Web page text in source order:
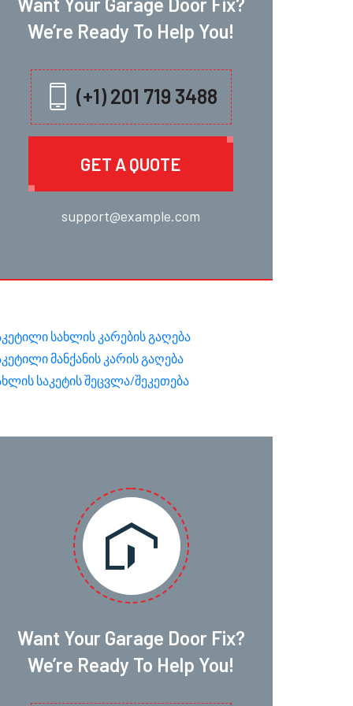
We’re Ready To Help You!
(+1) 201 719 3488
GET A QUOTE
support@example.com
სახლის კარების გაღება
მანქანის კარის გაღება
საკეტის შეცვლა/შეკეთება
Want Your Garage Door Fix?
We’re Ready To Help You!